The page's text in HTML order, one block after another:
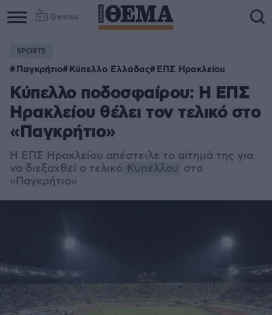
Games
SPORTS
Παγκρήτιο Κύπελλο Ελλάδας ΕΠΣ Ηρακλείου
Κύπελλο ποδοσφαίρου: Η ΕΠΣ
Ηρακλείου θέλει τον τελικό στο
«Παγκρήτιο»
Η ΕΠΣ Ηρακλείου απέστειλε το αίτημά της για
να διεξαχθεί ο τελικό Κυπέλλου στο
«Παγκρήτιο»